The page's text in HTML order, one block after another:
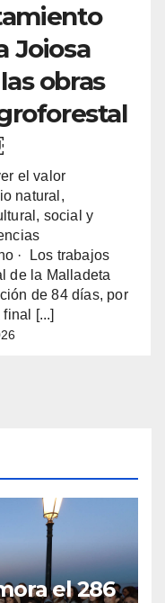
Joiosa
obras
el valor
natural,
social y
· Los trabajos
de la Malladeta
de 84 días, por
[...]
el 286